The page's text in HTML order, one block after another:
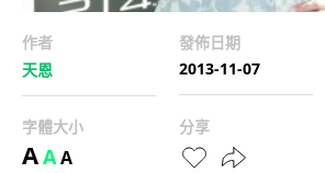
作者
天恩
發佈日期
2013-11-07
字體大小
AAA
分享